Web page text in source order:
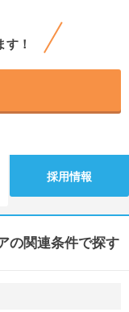
す！
採用情報
の関連条件で探す